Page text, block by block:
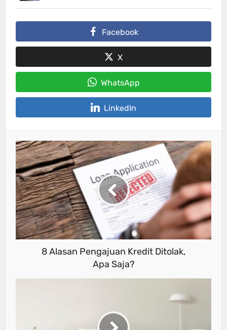
Facebook
X
WhatsApp
LinkedIn
8 Alasan Pengajuan Kredit Ditolak,
Apa Saja?